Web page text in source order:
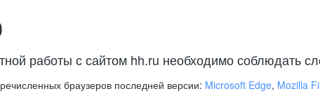
работы с сайтом hh.ru необходимо соблюдать
браузеров последней версии: Microsoft Edge, Mozilla